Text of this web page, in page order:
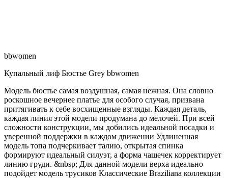
bbwomen
Купальный лиф Бюстье Grey bbwomen
Модель бюстье самая воздушная, самая нежная. Она словно
роскошное вечернее платье для особого случая, призвана
притягивать к себе восхищенные взгляды. Каждая деталь,
каждая линия этой модели продумана до мелочей. При всей
сложности конструкции, мы добились идеальной посадки и
уверенной поддержки в каждом движении Удлиненная
модель топа подчеркивает талию, открытая спинка
формируют идеальный силуэт, а форма чашечек корректирует
линию груди. &nbsp; Для данной модели верха идеально
подойдет модель трусиков Классические Braziliana коллекции